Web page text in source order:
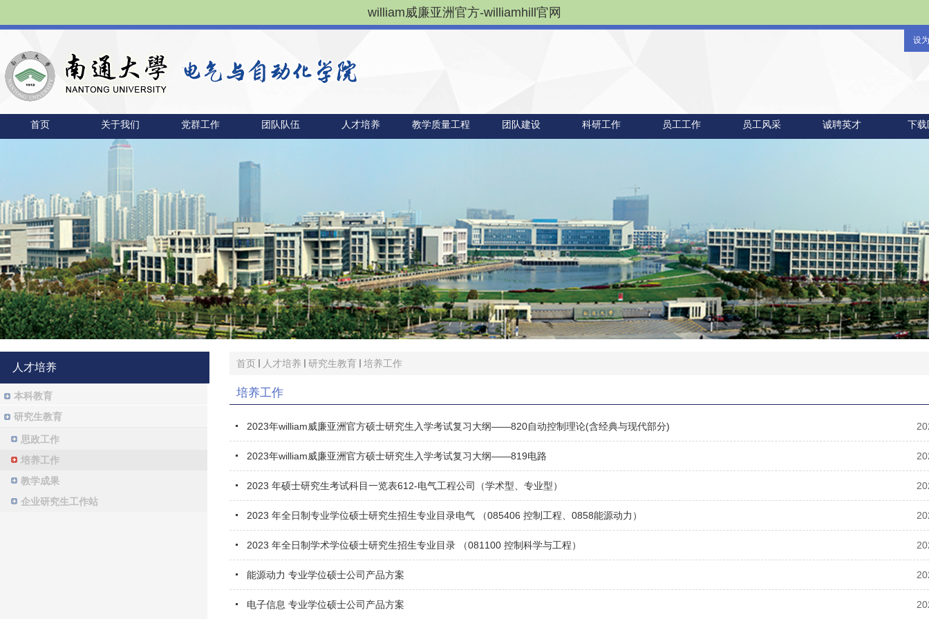
william威廉亚洲官方-williamhill官网
设
首页 关于我们 党群工作 团队队伍 人才培养 教学质量工程 团队建设 科研工作 员工工作 员工风采 诚聘英才 下载
人才培养
本科教育
研究生教育
思政工作
培养工作
教学成果
企业研究生工作站
首页 人才培养 研究生教育 培养工作
培养工作
2023年william威廉亚洲官方硕士研究生入学考试复习大纲——820自动控制理论(含经典与现代部分)
2023年william威廉亚洲官方硕士研究生入学考试复习大纲——819电路
2023 年硕士研究生考试科目一览表612-电气工程公司（学术型、专业型）
2023 年全日制专业学位硕士研究生招生专业目录电气 （085406 控制工程、0858能源动力）
2023 年全日制学术学位硕士研究生招生专业目录 （081100 控制科学与工程）
能源动力 专业学位硕士公司产品方案
电子信息 专业学位硕士公司产品方案